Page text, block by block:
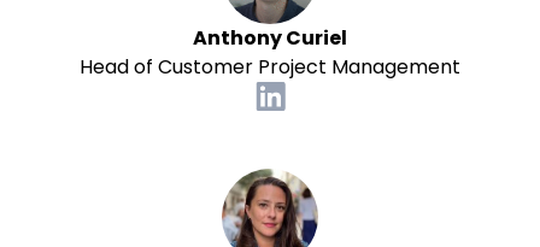
Anthony Curiel
Head of Customer Project Management